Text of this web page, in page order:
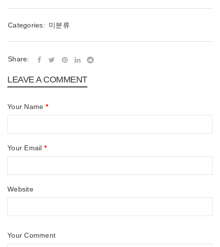
Categories: 미분류
Share:
LEAVE A COMMENT
Your Name *
Your Email *
Website
Your Comment